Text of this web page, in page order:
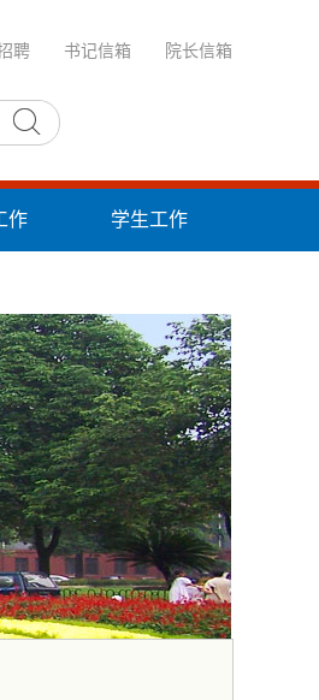
聘 书记信箱 院长信箱
作 学生工作